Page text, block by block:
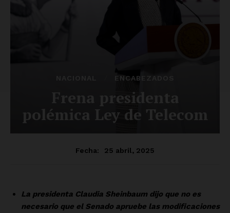
Del Siglo